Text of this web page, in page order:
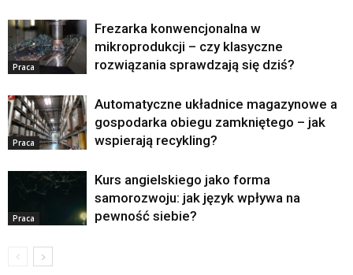
Praca
Frezarka konwencjonalna w
mikroprodukcji – czy klasyczne
rozwiązania sprawdzają się dziś?
Praca
Automatyczne układnice magazynowe a
gospodarka obiegu zamkniętego – jak
wspierają recykling?
Praca
Kurs angielskiego jako forma
samorozwoju: jak język wpływa na
pewność siebie?